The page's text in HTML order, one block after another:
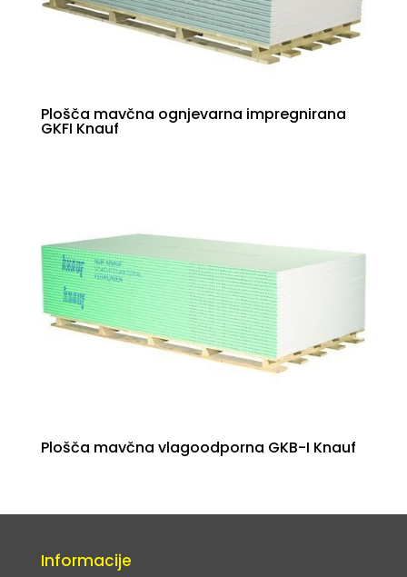
Plošča mavčna ognjevarna impregnirana
GKFI Knauf
Plošča mavčna vlagoodporna GKB-I Knauf
Informacije